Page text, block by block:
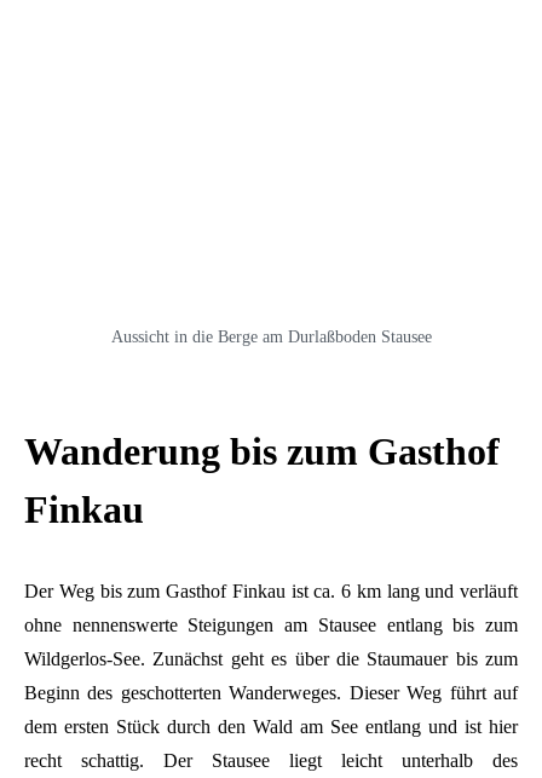
Aussicht in die Berge am Durlaßboden Stausee
Wanderung bis zum Gasthof
Finkau
Der Weg bis zum Gasthof Finkau ist ca. 6 km lang und verläuft
ohne nennenswerte Steigungen am Stausee entlang bis zum
Wildgerlos-See. Zunächst geht es über die Staumauer bis zum
Beginn des geschotterten Wanderweges. Dieser Weg führt auf
dem ersten Stück durch den Wald am See entlang und ist hier
recht schattig. Der Stausee liegt leicht unterhalb des